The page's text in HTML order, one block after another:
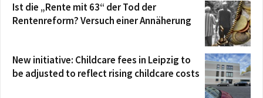
Ist die „Rente mit 63“ der Tod der
Rentenreform? Versuch einer Annäherung
New initiative: Childcare fees in Leipzig to
be adjusted to reflect rising childcare costs